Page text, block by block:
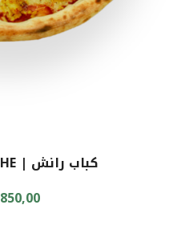
كباب رانش | KEBAB RANCHE
850,00